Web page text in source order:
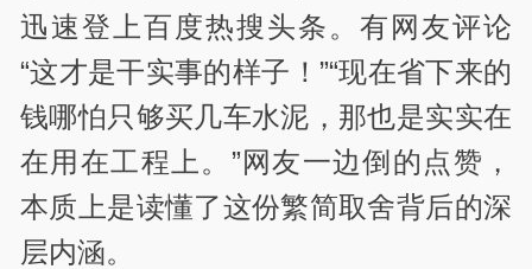
迅速登上百度热搜头条。有网友评论
“这才是干实事的样子！”“现在省下来的
钱哪怕只够买几车水泥，那也是实实在
在用在工程上。”网友一边倒的点赞，
本质上是读懂了这份繁简取舍背后的深
层内涵。